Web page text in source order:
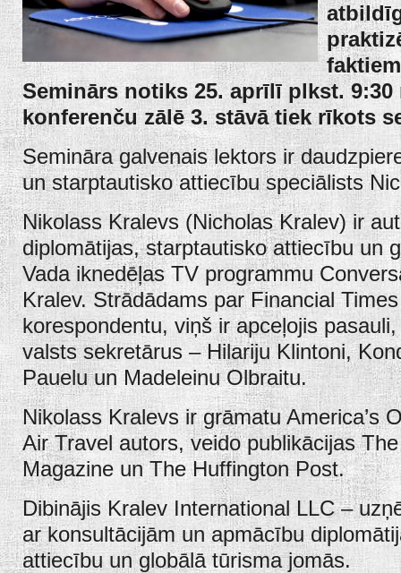
Seminārs notiks 25. aprīlī plkst. 9:30
konferenču zālē 3. stāvā tiek rīkots
Semināra galvenais lektors ir
un starptautisko attiecību speciālists
Nikolass Kralevs (Nicholas Kralev) ir
diplomātijas, starptautisko attiecību un
Vada iknedēļas TV programmu
Kralev. Strādādams par Financial
korespondentu, viņš ir apceļojis
valsts sekretārus – Hilariju Klintoni,
Pauelu un Madeleinu Olbraitu.
Nikolass Kralevs ir grāmatu America’s
Air Travel autors, veido publikācijas
Magazine un The Huffington Post.
Dibinājis Kralev International LLC –
ar konsultācijām un apmācību
attiecību un globālā tūrisma jomās.